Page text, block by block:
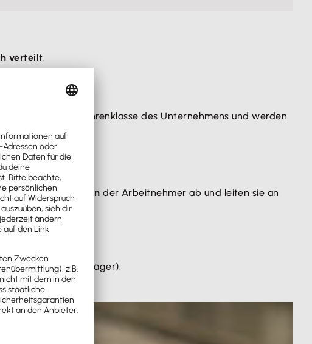
verteilt.
sich nach der Gefahrenklasse des Unternehmens und werden
vom Bruttolohn der Arbeitnehmer ab und leiten sie an